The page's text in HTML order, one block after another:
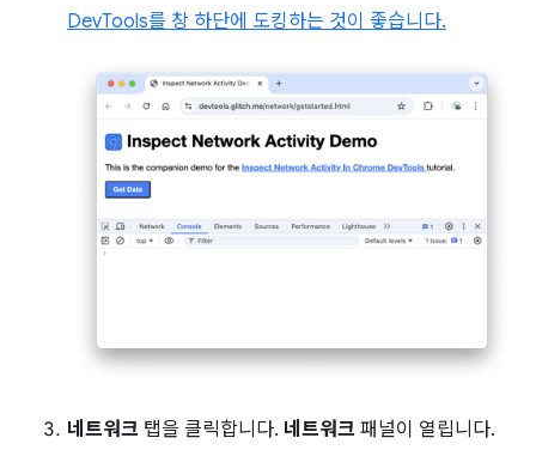
DevTools를 창 하단에 도킹하는 것이 좋습니다.
네트워크 탭을 클릭합니다. 네트워크 패널이 열립니다.